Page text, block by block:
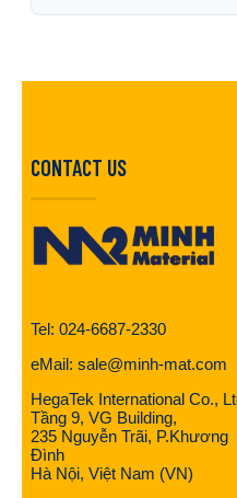
CONTACT US
Tel: 024-6687-2330
eMail: sale@minh-mat.com
HegaTek International Co.,
Tầng 9, VG Building,
235 Nguyễn Trãi, P.Khương
Đình
Hà Nội, Việt Nam (VN)